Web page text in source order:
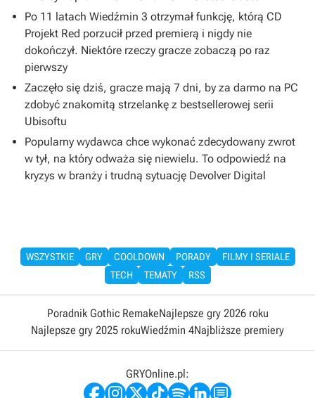
Po 11 latach Wiedźmin 3 otrzymał funkcję, którą CD
Projekt Red porzucił przed premierą i nigdy nie
dokończył. Niektóre rzeczy gracze zobaczą po raz
pierwszy
Zaczęło się dziś, gracze mają 7 dni, by za darmo na PC
zdobyć znakomitą strzelankę z bestsellerowej serii
Ubisoftu
Popularny wydawca chce wykonać zdecydowany zwrot
w tył, na który odważa się niewielu. To odpowiedź na
kryzys w branży i trudną sytuację Devolver Digital
WSZYSTKIE GRY COOLDOWN PORADY
FILMY I SERIALE
TECH
TEMATY RSS
Poradnik Gothic RemakeNajlepsze gry 2026 roku
Najlepsze gry 2025 rokuWiedźmin 4Najbliższe premiery
GRYOnline.pl: